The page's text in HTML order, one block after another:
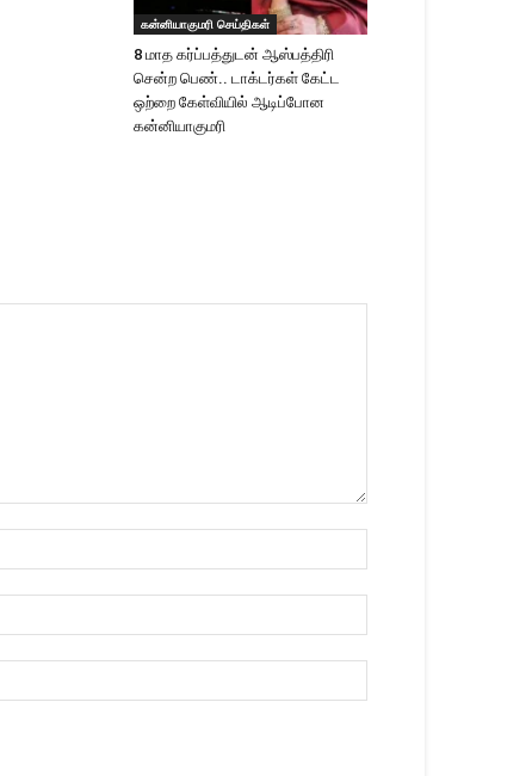
கன்னியாகுமரி செய்திகள்
8 மாத கர்ப்பத்துடன் ஆஸ்பத்திரி
சென்ற பெண்.. டாக்டர்கள் கேட்ட
ஒற்றை கேள்வியில் ஆடிப்போன
கன்னியாகுமரி